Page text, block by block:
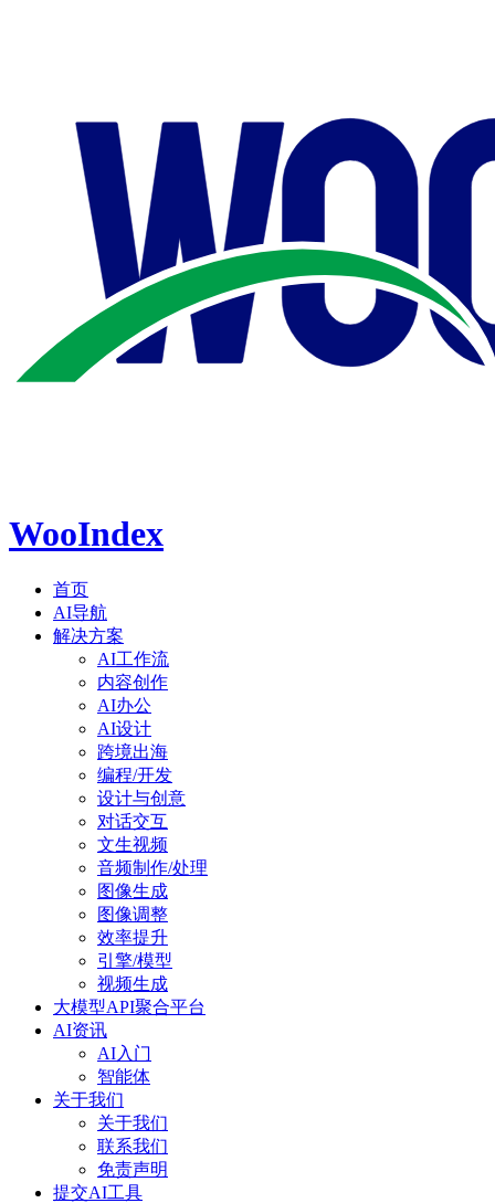
WooIndex
首页
AI导航
解决方案
AI工作流
内容创作
AI办公
AI设计
跨境出海
编程/开发
设计与创意
对话交互
文生视频
音频制作/处理
图像生成
图像调整
效率提升
引擎/模型
视频生成
大模型API聚合平台
AI资讯
AI入门
智能体
关于我们
关于我们
联系我们
免责声明
提交AI工具